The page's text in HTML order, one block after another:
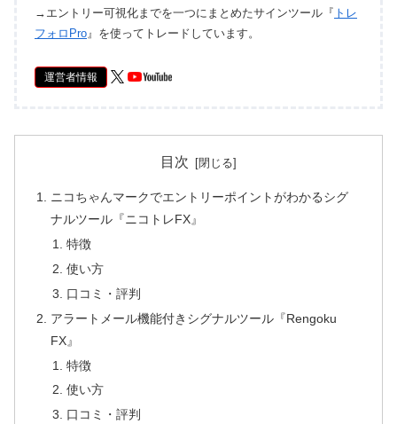
→エントリー可視化までを一つにまとめたサインツール『 トレ
フォロPro 』を使ってトレードしています。
運営者情報
目次
ニコちゃんマークでエントリーポイントがわかるシグ
ナルツール『ニコトレFX』
特徴
使い方
口コミ・評判
アラートメール機能付きシグナルツール『Rengoku
FX』
特徴
使い方
口コミ・評判